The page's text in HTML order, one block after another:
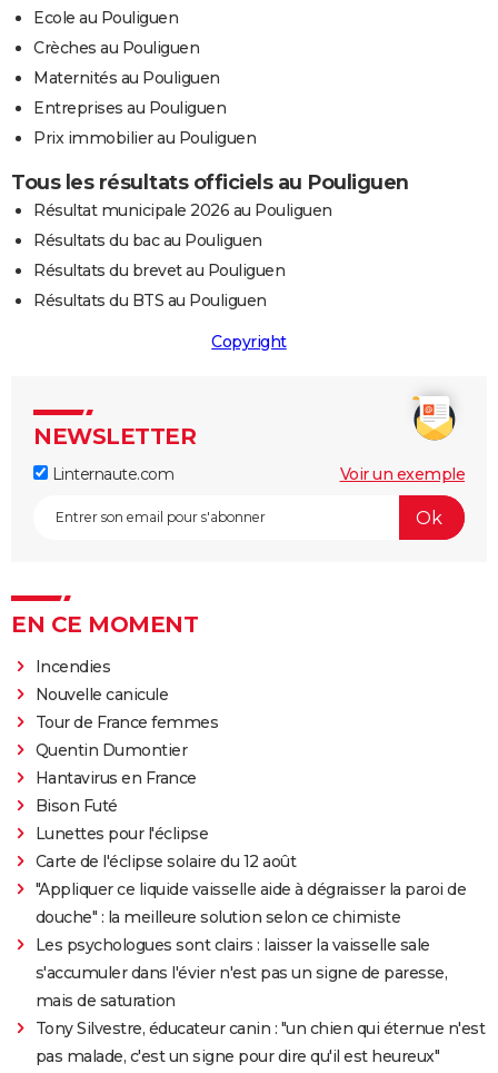
Ecole au Pouliguen
Crèches au Pouliguen
Maternités au Pouliguen
Entreprises au Pouliguen
Prix immobilier au Pouliguen
Tous les résultats officiels au Pouliguen
Résultat municipale 2026 au Pouliguen
Résultats du bac au Pouliguen
Résultats du brevet au Pouliguen
Résultats du BTS au Pouliguen
Copyright
NEWSLETTER
Linternaute.com Voir un exemple
EN CE MOMENT
Incendies
Nouvelle canicule
Tour de France femmes
Quentin Dumontier
Hantavirus en France
Bison Futé
Lunettes pour l'éclipse
Carte de l'éclipse solaire du 12 août
"Appliquer ce liquide vaisselle aide à dégraisser la paroi de
douche" : la meilleure solution selon ce chimiste
Les psychologues sont clairs : laisser la vaisselle sale
s'accumuler dans l'évier n'est pas un signe de paresse,
mais de saturation
Tony Silvestre, éducateur canin : "un chien qui éternue n'est
pas malade, c'est un signe pour dire qu'il est heureux"